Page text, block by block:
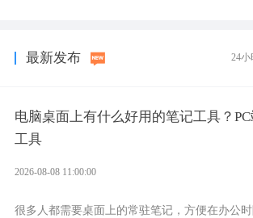
最新发布 24
电脑桌面上有什么好用的笔记工具？
工具
2026-08-08 11:00:00
很多人都需要桌面上的常驻笔记，方便在办公